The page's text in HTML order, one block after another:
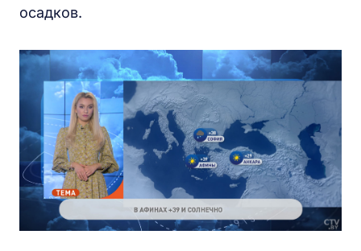
осадков.